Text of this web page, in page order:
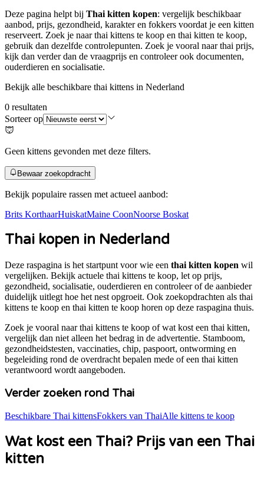
Deze pagina helpt bij Thai kitten kopen: vergelijk beschikbaar
aanbod, prijs, gezondheid, karakter en fokkers voordat je een kitten
reserveert. Zoek je naarthai kittens te koop en thai kitten te koop,
gebruik dan dezelfde controlepunten. Zoek je vooral naar thai prijs,
kijk dan verder dan de vraagprijs en controleer ook documenten,
ouderdieren en socialisatie.
Bekijk alle beschikbare thai kittens in Nederland
0 resultaten
Sorteer op
Geen kittens gevonden met deze filters.
Bewaar zoekopdracht
Bekijk populaire rassen met actueel aanbod:
Brits KorthaarHuiskatMaine CoonNoorse Boskat
Thai kopen in Nederland
Deze raspagina is het startpunt voor wie een thai kitten kopen wil
vergelijken. Bekijk actuele thai kittens te koop, let op prijs,
gezondheid, socialisatie, ouderdieren en controleer of de aanbieder
duidelijk uitlegt hoe het nest opgroeit. Ook zoekopdrachten als thai
kittens te koop en thai kitten te koop horen op deze raspagina thuis.
Zoek je vooral naar thai kittens te koop of wat kost een thai kitten,
vergelijk dan niet alleen het bedrag in de advertentie. Stamboom,
gezondheidstesten, vaccinaties, chip, paspoort, ontworming en
begeleiding rond de overdracht bepalen mede of een thai kitten
verantwoord wordt aangeboden.
Verder zoeken rond Thai
Beschikbare Thai kittensFokkers van ThaiAlle kittens te koop
Wat kost een Thai? Prijs van een Thai
kitten